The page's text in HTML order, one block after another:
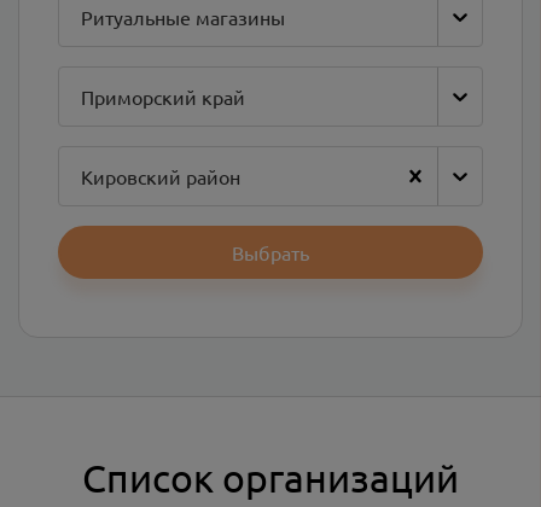
Ритуальные магазины
Приморский край
Кировский район
Выбрать
Список организаций